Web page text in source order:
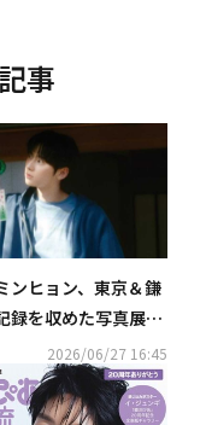
事
ンヒョン、東京＆鎌
録を収めた写真展を
映像が公開
2026/06/27 16:45